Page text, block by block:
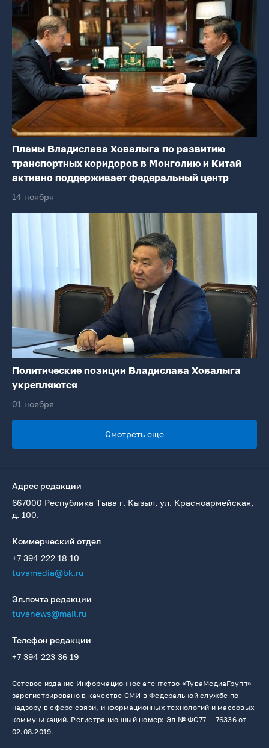
Планы Владислава Ховалыга по развитию
транспортных коридоров в Монголию и Китай
активно поддерживает федеральный центр
14 ноября
Политические позиции Владислава Ховалыга
укрепляются
01 ноября
Смотреть еще
Адрес редакции
667000 Республика Тыва г. Кызыл, ул. Красноармейская,
д. 100.
Коммерческий отдел
+7 394 222 18 10
tuvamedia@bk.ru
Эл.почта редакции
tuvanews@mail.ru
Телефон редакции
+7 394 223 36 19
Сетевое издание Информационное агентство «ТуваМедиаГрупп»
зарегистрировано в качестве СМИ в Федеральной службе по
надзору в сфере связи, информационных технологий и массовых
коммуникаций. Регистрационный номер: Эл № ФС77 — 76336 от
02.08.2019.